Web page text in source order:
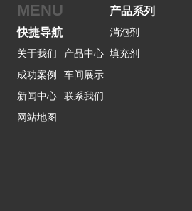
MENU
快捷导航
关于我们
产品中心
成功案例
车间展示
新闻中心 联系我们
网站地图
产品系列
消泡剂
填充剂